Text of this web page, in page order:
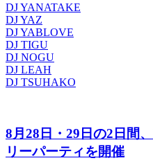
DJ YANATAKE
DJ YAZ
DJ YABLOVE
DJ TIGU
DJ NOGU
DJ LEAH
DJ TSUHAKO
8月28日・29日の2日間
リーパーティを開催